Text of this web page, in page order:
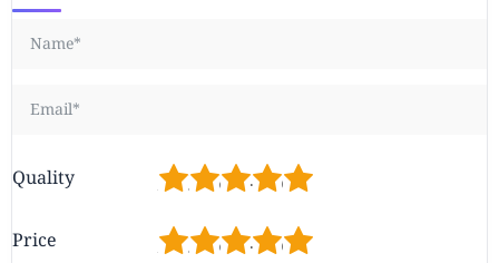
Quality 5
4
3
2
Price 5
4
3
2